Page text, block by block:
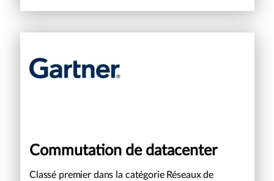
Commutation de datacenter
Classé premier dans la catégorie Réseaux de